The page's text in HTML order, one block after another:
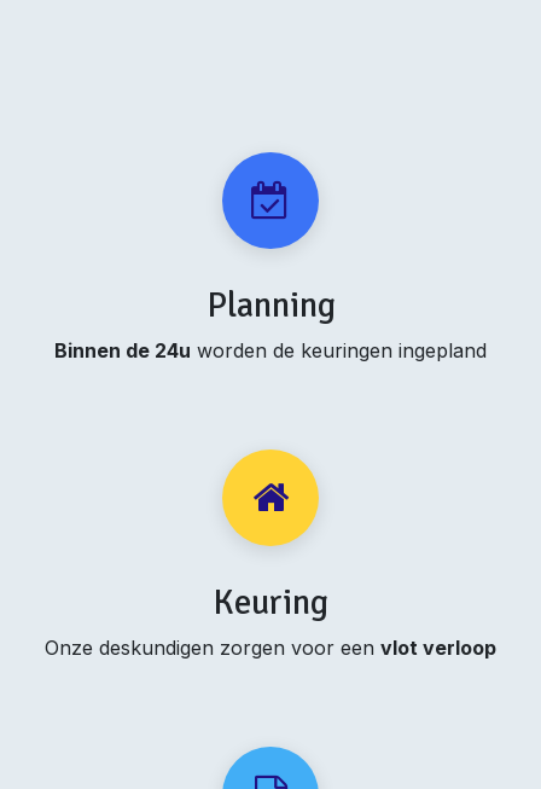
Planning
Binnen de 24u worden de keuringen ingepland
Keuring
Onze deskundigen zorgen voor een vlot verloop